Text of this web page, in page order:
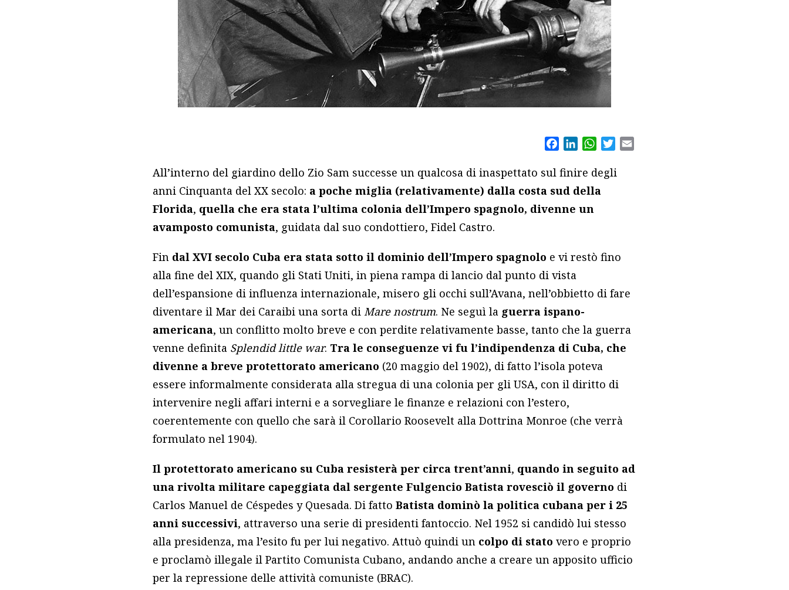
FacebookLinkedInWhatsApp
Twitter
All’interno del giardino dello Zio Sam successe un qualcosa di inaspettato sul finire degli
anni Cinquanta del XX secolo: a poche miglia (relativamente) dalla costa sud della
Florida, quella che era stata l’ultima colonia dell’Impero spagnolo, divenne un
avamposto comunista, guidata dal suo condottiero, Fidel Castro.
Fin dal XVI secolo Cuba era stata sotto il dominio dell’Impero spagnolo e vi restò fino
alla fine del XIX, quando gli Stati Uniti, in piena rampa di lancio dal punto di vista
dell’espansione di influenza internazionale, misero gli occhi sull’Avana, nell’obbietto di fare
diventare il Mar dei Caraibi una sorta diMare nostrum. Ne seguì la guerra ispano-
americana, un conflitto molto breve e con perdite relativamente basse, tanto che la guerra
venne definita Splendid little war. Tra le conseguenze vi fu l’indipendenza di Cuba, che
divenne a breve protettorato americano (20 maggio del 1902), di fatto l’isola poteva
essere informalmente considerata alla stregua di una colonia per gli USA, con il diritto di
intervenire negli affari interni e a sorvegliare le finanze e relazioni con l’estero,
coerentemente con quello che sarà il Corollario Roosevelt alla Dottrina Monroe (che verrà
formulato nel 1904).
Il protettorato americano su Cuba resisterà per circa trent’anni, quando in seguito ad
una rivolta militare capeggiata dal sergente Fulgencio Batista rovesciò il governo di
Carlos Manuel de Céspedes y Quesada. Di fattoBatista dominò la politica cubana per i 25
anni successivi, attraverso una serie di presidenti fantoccio. Nel 1952 si candidò lui stesso
alla presidenza, ma l’esito fu per lui negativo. Attuò quindi un colpo di stato vero e proprio
e proclamò illegale il Partito Comunista Cubano, andando anche a creare un apposito ufficio
per la repressione delle attività comuniste (BRAC).